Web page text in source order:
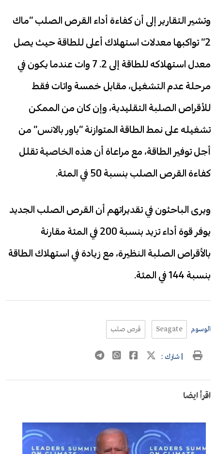
وتشير التقارير إلى أن كفاءة أداء القرص الصلب “ماك
2” تواكبها معدلات استهلاك أعلى للطاقة حيث يصل
معدل استهلاكه للطاقة إلى 2. 7 وات عندما يكون في
مرحلة عدم التشغيل، مقابل خمسة واتات فقط
للأقراص الصلبة التقليدية، وإن كان من الممكن
تشغيله على نمط الطاقة المتوازنة “باور بالانس” من
أجل توفير الطاقة، مع مراعاة أن هذه الخاصية تقلل
كفاءة القرص الصلب بنسبة 50 في المئة.
ويرى الباحثون في تقديراتهم أن القرص الصلب الجديد
يوفر قوة أداء تزيد بنسبة 200 في المئة مقارنة
بالأقراص الصلبة النظيرة، مع زيادة في استهلاك الطاقة
بنسبة 144 في المئة.
الوسوم Seagate قرص صلب
| شارك :
اقرأ ايضا